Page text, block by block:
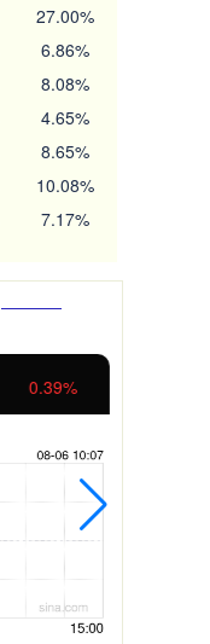
27.00%
6.86%
8.08%
4.65%
8.65%
10.08%
7.17%
0.38%